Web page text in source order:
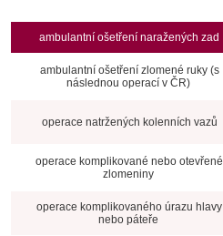
ambulantní ošetření naražených zad
ambulantní ošetření zlomené ruky (s
následnou operací v ČR)
operace natržených kolenních vazů
operace komplikované nebo otevřené
zlomeniny
operace komplikovaného úrazu hlavy
nebo páteře